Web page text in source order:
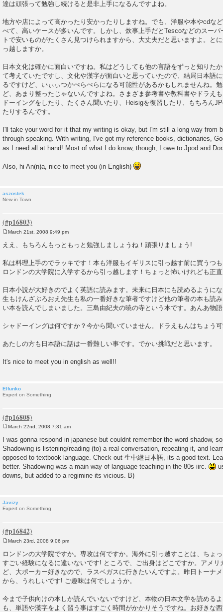
達は頑張って勉強し続けると是非上手になるんですよね。
地方や店によって高かったり安かったりしますね。でも、洋服や本やcdな
べて、高いケースが多いんです。しかし、炊事上手だとTescoなどのスー
トで安いものがたくさん見つけられますから、大丈夫だと思いますよ。と
っ越しますか。
日本文化は確かに面白いですね。私はどうしても他の言語をずっと知りた
て考えていたですし、文化や漢字が面白いと思っていたので、結局日本語
るですけど、いぃぃつかぺらぺらになる可能性があるかもしれませんね。
ど、あまり整ったじゃないんですよね。さまざま参考書や教科書やドラえ
ドーイングをしたり、たくさん聞いたり、Heisigを復習したり、もちろん
たりするんです。
I'll take your word for it that my writing is okay, but I'm still a long way from
through speaking. With writing, I've got my reference books, dictionaries,
as I need all at hand! Most of what I do know, though, I owe to Jpod and
Also, hi An(n)a, nice to meet you (in English)
aszostek
New in Town
s
March 21st, 2008 9:49 pm
ええ、もちろんもっともっと勉強しましょうね！頑張りましょう!
私は料理上手のでラッキです！本も洋服もイギリスに引っ越す前に買うつ
ロンドンの大学院に入学するから引っ越します！ちょっと怖いけれども正
日本小説が大好きのでよく英語に読みます。未来に日本にも読めるように
生もけんざぶろおえ先生も私の一番好きな筆者ですけど他の筆者の本も読
い本を読んでしまいました。三島由紀夫の暁の寺という本です。あんあ物
シャドーイングは何ですか？今から聞いていません。ドラえもんはちょう
あたしの方も日本語に話は一番難しい事です。でかい挑戦だと思います。
It's nice to meet you in english as well!!
Elfunko
Expert on Something
s
t
March 22nd, 2008 7:31 am
I was gonna respond in japanese but couldnt remember the word shadow,
Shadowing is listening/reading (to) a real conversation, repeating it, and
opposed to textbook language. Check out 生中継日本語, its a good text.
better. Shadowing was a main way of language teaching in the 80s iirc.
downs, but added to a regimine its vicious. B)
Javizy
Expert on Something
o
s
t
March 23rd, 2008 9:06 pm
ロンドンの大学院ですか。専攻は何ですか。海外に引っ越すことは、ちょ
すごい経験になるに違いないです! ところで、ご出身はどこですか。アメ
ど、大ポーカー好きなので、ラスベガスに行きたいんですよ。昨日トーナ
から、うれしいです! ご趣味は何でしょうか。
今まで子供向けの本しか読んでいないですけど、本物の日本文学を読める
も、単語や漢字をよく習う事はすごく時間がかかりそうですね。お好きな